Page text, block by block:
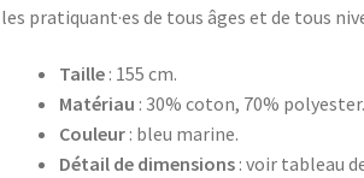
les pratiquant·es de tous âges et de tous
Taille : 155 cm.
Matériau : 30% coton, 70% polyester.
Couleur : bleu marine.
Détail de dimensions : voir tableau